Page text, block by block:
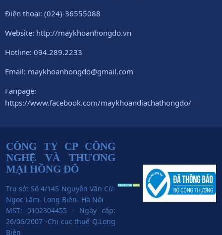
Điện thoại: (024)-36555088
Website: http://maykhoanhongdo.vn
Hotline: 094.289.2233
Email: maykhoanhongdo@gmail.com
Fanpage:
https://www.facebook.com/maykhoandiachathongdo/
CÔNG TY CP CÔNG
NGHỆ VÀ THƯƠNG
MẠI HỒNG ĐÔ
Trụ sở: Số 4/145 Nguyễn Văn Cừ-
Ngọc Lâm- Long Biên- Hà Nội
MST: 0102304455 - Ngày cấp:
26/06/2007 -Chi cục thuế Q.Long
Biên